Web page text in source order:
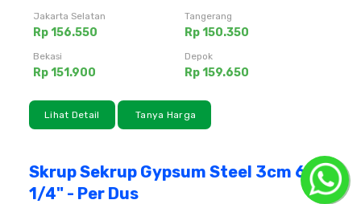
Jakarta Selatan
Rp 156.550
Tangerang
Rp 150.350
Bekasi
Rp 151.900
Depok
Rp 159.650
Lihat Detail Tanya Harga
Skrup Sekrup Gypsum Steel 3cm 6x1-
1/4" - Per Dus